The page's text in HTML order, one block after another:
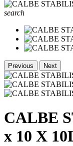
search
Previous Next
CALBE
x 10 X